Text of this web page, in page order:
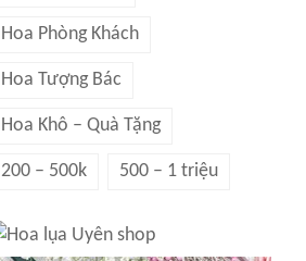
Hoa Phòng Khách
Hoa Tượng Bác
Hoa Khô – Quà Tặng
200 – 500k 500 – 1 triệu